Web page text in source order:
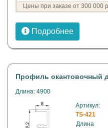
Цены при заказе от 300 000
Подробнее
Профиль окантовочный
Длина: 4900
Артикул:
TS-421
Длина